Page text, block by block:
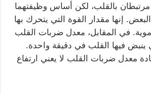
بالقلب، لكن أساس وظيفتهما
إنها مقدار القوة التي يتحرك بها
في المقابل، معدل ضربات القلب
ينبض فيها القلب في دقيقة واحدة.
معدل ضربات القلب لا يعني ارتفاع